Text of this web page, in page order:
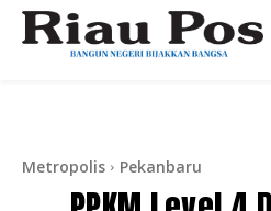
Metropolis Pekanbaru